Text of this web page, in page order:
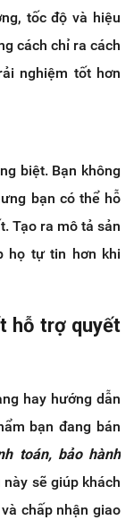
tốc độ và hiệu
cách chỉ ra cách
nghiệm tốt hơn
biệt. Bạn không
bạn có thể hỗ
Tạo ra mô tả sản
họ tự tin hơn khi
hỗ trợ quyết
hay hướng dẫn
bạn đang bán
toán, bảo hành
này sẽ giúp khách
chấp nhận giao